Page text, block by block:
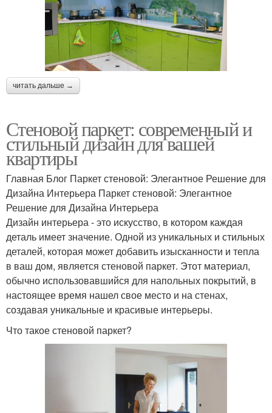
читать дальше →
Стеновой паркет: современный и
стильный дизайн для вашей
квартиры
Главная Блог Паркет стеновой: Элегантное Решение для
Дизайна Интерьера Паркет стеновой: Элегантное
Решение для Дизайна Интерьера
Дизайн интерьера - это искусство, в котором каждая
деталь имеет значение. Одной из уникальных и стильных
деталей, которая может добавить изысканности и тепла
в ваш дом, является стеновой паркет. Этот материал,
обычно использовавшийся для напольных покрытий, в
настоящее время нашел свое место и на стенах,
создавая уникальные и красивые интерьеры.
Что такое стеновой паркет?